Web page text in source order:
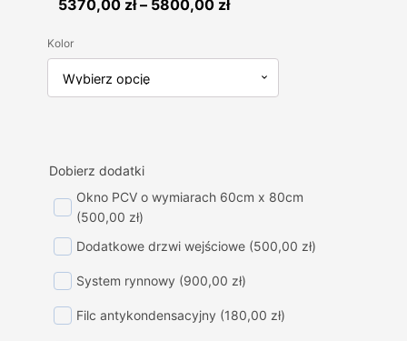
5370,00 zł – 5800,00 złZakres
5370,00 zł
do
Kolor
Dobierz dodatki
Okno PCV o wymiarach 60cm x 80cm
(500,00 zł)
Dodatkowe drzwi wejściowe (500,00 zł)
System rynnowy (900,00 zł)
Filc antykondensacyjny (180,00 zł)